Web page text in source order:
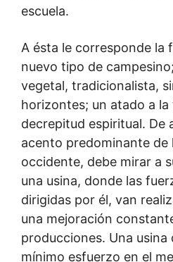
escuela.
A ésta le corresponde la
nuevo tipo de
vegetal, tradicionalista,
horizontes; un atado a
decrepitud espiritual. De
acento predominante de
occidente, debe mirar a
una usina, donde las
dirigidas por él, van
una mejoración
producciones. Una
mínimo esfuerzo en el